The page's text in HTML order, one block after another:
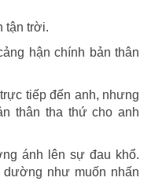
tận trời.
hận chính bản thân
tiếp đến anh, nhưng
thân tha thứ cho anh
ánh lên sự đau khổ.
như muốn nhấn